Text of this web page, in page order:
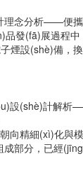
理念分析——便
品發(fā)展過程
煙設(shè)備，
設(shè)計解析
向精細(xì)化與
部分，已經